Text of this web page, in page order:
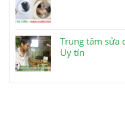
Trung tâm sửa
Uy tín